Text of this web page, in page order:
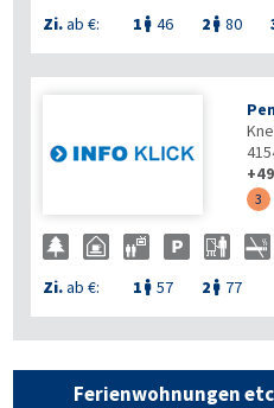
Zi.ab €: 1  46 2  80
3
Zi.ab €: 1  57 2  77
Ferienwohnungen